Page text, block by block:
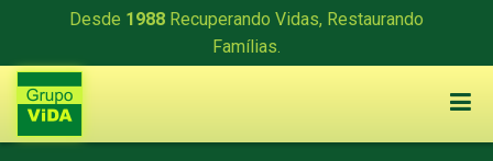
Desde 1988 Recuperando Vidas, Restaurando
Famílias.